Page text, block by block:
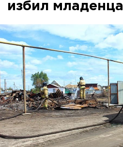
избил младенца